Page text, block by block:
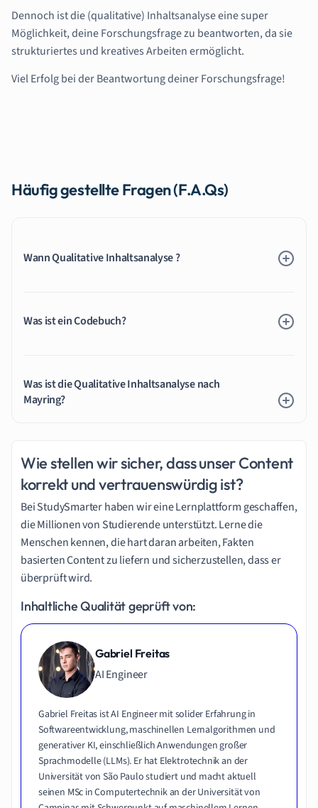
Dennoch ist die (qualitative) Inhaltsanalyse eine super
Möglichkeit, deine Forschungsfrage zu beantworten, da sie
strukturiertes und kreatives Arbeiten ermöglicht.
Viel Erfolg bei der Beantwortung deiner Forschungsfrage!
Häufig gestellte Fragen (F.A.Qs)
Wann Qualitative Inhaltsanalyse ?
Was ist ein Codebuch?
Was ist die Qualitative Inhaltsanalyse nach
Mayring?
Wie stellen wir sicher, dass unser Content
korrekt und vertrauenswürdig ist?
Bei StudySmarter haben wir eine Lernplattform geschaffen,
die Millionen von Studierende unterstützt. Lerne die
Menschen kennen, die hart daran arbeiten, Fakten
basierten Content zu liefern und sicherzustellen, dass er
überprüft wird.
Inhaltliche Qualität geprüft von:
Gabriel Freitas
AI Engineer
Gabriel Freitas ist AI Engineer mit solider Erfahrung in
Softwareentwicklung, maschinellen Lernalgorithmen und
generativer KI, einschließlich Anwendungen großer
Sprachmodelle (LLMs). Er hat Elektrotechnik an der
Universität von São Paulo studiert und macht aktuell
seinen MSc in Computertechnik an der Universität von